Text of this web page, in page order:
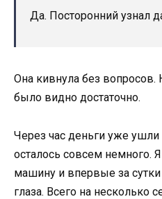
Да. Посторонний узнал
Она кивнула без
было видно достаточно.
Через час деньги уже
осталось совсем немного.
машину и впервые за
глаза. Всего на несколько